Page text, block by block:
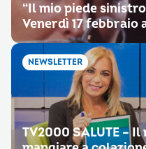
“Il mio piede
Venerdì 17 febbraio
NEWSLETTER
TV2000 SALUTE –